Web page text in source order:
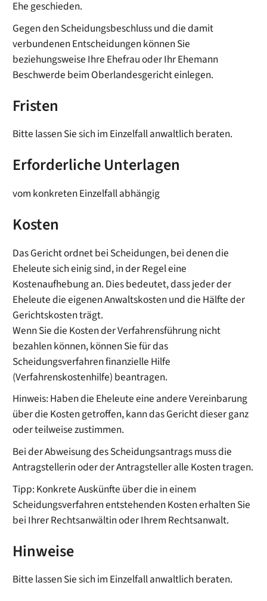
Ehe geschieden.
Gegen den Scheidungsbeschluss und die damit
verbundenen Entscheidungen können Sie
beziehungsweise Ihre Ehefrau oder Ihr Ehemann
Beschwerde beim Oberlandesgericht einlegen.
Fristen
Bitte lassen Sie sich im Einzelfall anwaltlich beraten.
Erforderliche Unterlagen
vom konkreten Einzelfall abhängig
Kosten
Das Gericht ordnet bei Scheidungen, bei denen die
Eheleute sich einig sind, in der Regel eine
Kostenaufhebung an. Dies bedeutet, dass jeder der
Eheleute die eigenen Anwaltskosten und die Hälfte der
Gerichtskosten trägt.
Wenn Sie die Kosten der Verfahrensführung nicht
bezahlen können, können Sie für das
Scheidungsverfahren finanzielle Hilfe
(Verfahrenskostenhilfe) beantragen.
Hinweis: Haben die Eheleute eine andere Vereinbarung
über die Kosten getroffen, kann das Gericht dieser ganz
oder teilweise zustimmen.
Bei der Abweisung des Scheidungsantrags muss die
Antragstellerin oder der Antragsteller alle Kosten tragen.
Tipp: Konkrete Auskünfte über die in einem
Scheidungsverfahren entstehenden Kosten erhalten Sie
bei Ihrer Rechtsanwältin oder Ihrem Rechtsanwalt.
Hinweise
Bitte lassen Sie sich im Einzelfall anwaltlich beraten.